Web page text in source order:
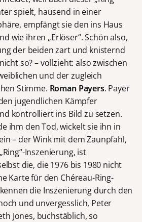
spielt, hausend in einer
empfängt sie den ins Haus
wie ihren „Erlöser“. Schön also,
der beiden zart und knisternd
so? – vollzieht: also zwischen
und der zugleich
Stimme. Roman Payers. Payer
jugendlichen Kämpfer
kontrolliert ins Bild zu setzen.
ihm den Tod, wickelt sie ihn in
– der Wink mit dem Zaunpfahl,
Inszenierung, ist
die, die 1976 bis 1980 nicht
Karte für den Chéreau-Ring-
die Inszenierung durch den
und unvergesslich, Peter
Jones, buchstäblich, so